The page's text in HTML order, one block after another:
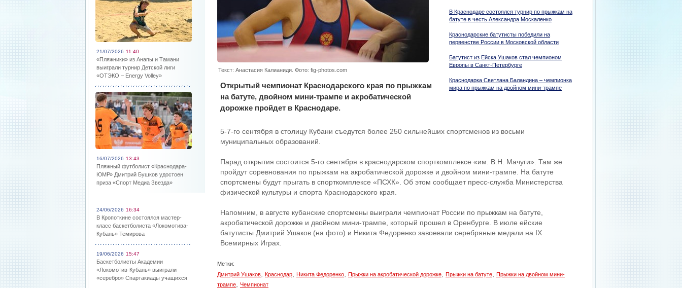
21/07/2026 11:40
«Пляжники» из Анапы и Тамани
выиграли турнир Детской лиги
«ОТЭКО – Energy Volley»
16/07/2026 13:43
Пляжный футболист «Краснодара-
ЮМР» Дмитрий Бушков удостоен
приза «Спорт Медиа Звезда»
24/06/2026 16:34
В Кропоткине состоялся мастер-
класс баскетболиста «Локомотива-
Кубань» Темирова
19/06/2026 15:47
Баскетболисты Академии
«Локомотив-Кубань» выиграли
«серебро» Спартакиады учащихся
В Краснодаре состоялся турнир по прыжкам на
батуте в честь Александра Москаленко
Краснодарские батутисты победили на
первенстве России в Московской области
Батутист из Ейска Ушаков стал чемпионом
Европы в Санкт-Петербурге
Краснодарка Светлана Баландина – чемпионка
мира по прыжкам на двойном мини-трампе
Текст: Анастасия Калианиди. Фото: fig-photos.com
Открытый чемпионат Краснодарского края по прыжкам
на батуте, двойном мини-трампе и акробатической
дорожке пройдет в Краснодаре.
5-7-го сентября в столицу Кубани съедутся более 250 сильнейших спортсменов из восьми
муниципальных образований.
Парад открытия состоится 5-го сентября в краснодарском спорткомплексе «им. В.Н. Мачуги». Там же
пройдут соревнования по прыжкам на акробатической дорожке и двойном мини-трампе. На батуте
спортсмены будут прыгать в спорткомплексе «ПСХК». Об этом сообщает пресс-служба Министерства
физической культуры и спорта Краснодарского края.
Напомним, в августе кубанские спортсмены выиграли чемпионат России по прыжкам на батуте,
акробатической дорожке и двойном мини-трампе, который прошел в Оренбурге. В июле ейские
батутисты Дмитрий Ушаков (на фото) и Никита Федоренко завоевали серебряные медали на IX
Всемирных Играх.
Метки:
Дмитрий Ушаков
Краснодар Никита Федоренко Прыжки на акробатической дорожке Прыжки на батуте
Прыжки на двойном мини-
трампе
Чемпионат